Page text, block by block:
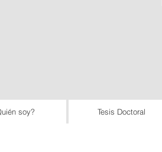
soy? Tesis Doctoral